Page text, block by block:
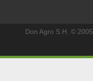
Don Agro S.H. ©